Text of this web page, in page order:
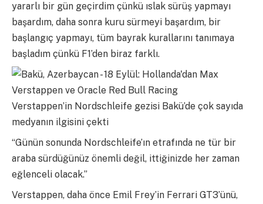
yararlı bir gün geçirdim çünkü ıslak sürüş yapmayı
başardım, daha sonra kuru sürmeyi başardım, bir
başlangıç ​​yapmayı, tüm bayrak kurallarını tanımaya
başladım çünkü F1’den biraz farklı.
Verstappen’in Nordschleife gezisi Bakü’de çok sayıda
medyanın ilgisini çekti
“Günün sonunda Nordschleife’ın etrafında ne tür bir
araba sürdüğünüz önemli değil, ittiğinizde her zaman
eğlenceli olacak.”
Verstappen, daha önce Emil Frey’in Ferrari GT3’ünü,